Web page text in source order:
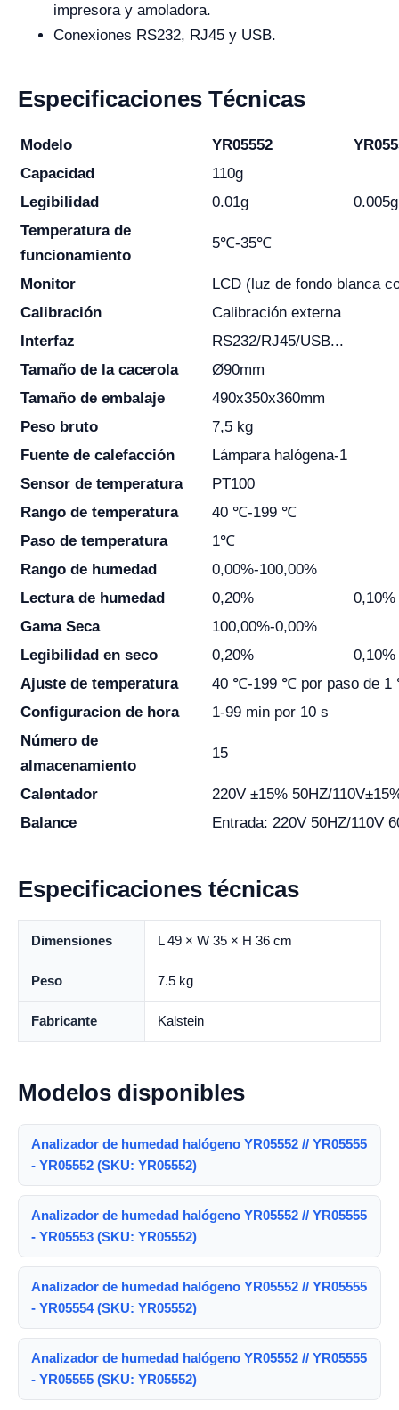
impresora y amoladora.
Conexiones RS232, RJ45 y USB.
Especificaciones Técnicas
Modelo YR05552
Capacidad
110g
Legibilidad
0.01g
0.005g
Temperatura de
funcionamiento
5℃-35℃
Monitor
LCD (luz de fondo blanca
Calibración
Calibración externa
Interfaz
RS232/RJ45/USB...
Tamaño de la cacerola
Ø90mm
Tamaño de embalaje
490x350x360mm
Peso bruto
7,5 kg
Fuente de calefacción
Lámpara halógena-1
Sensor de temperatura
PT100
Rango de temperatura
40 ℃-199 ℃
Paso de temperatura
1℃
Rango de humedad
0,00%-100,00%
Lectura de humedad
0,20%
0,10%
Gama Seca
100,00%-0,00%
Legibilidad en seco
0,20%
0,10%
Ajuste de temperatura
40 ℃-199 ℃ por paso de
Configuracion de hora
1-99 min por 10 s
Número de
almacenamiento
15
Calentador
220V ±15% 50HZ/
Balance
Entrada: 220V 50HZ/110V
Especificaciones técnicas
Dimensiones L 49 × W 35 × H 36 cm
Peso 7.5 kg
Fabricante Kalstein
Modelos disponibles
Analizador de humedad halógeno YR05552 // YR05555
- YR05552 (SKU: YR05552)
Analizador de humedad halógeno YR05552 // YR05555
- YR05553 (SKU: YR05552)
Analizador de humedad halógeno YR05552 // YR05555
- YR05554 (SKU: YR05552)
Analizador de humedad halógeno YR05552 // YR05555
- YR05555 (SKU: YR05552)